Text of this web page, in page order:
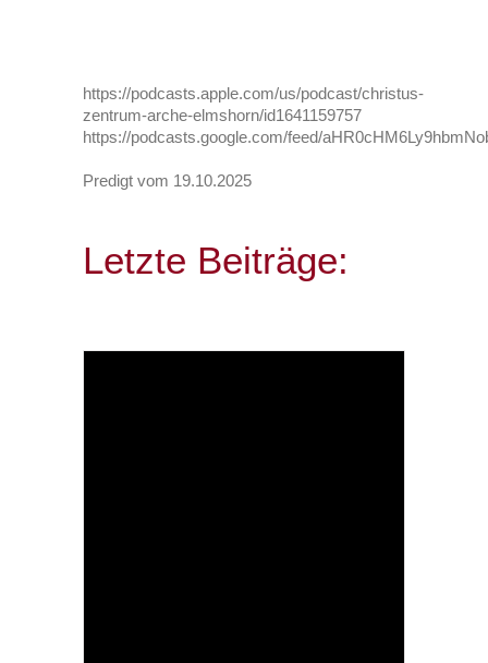
https://podcasts.apple.com/us/podcast/christus-
zentrum-arche-elmshorn/id1641159757
https://podcasts.google.com/feed/
Predigt vom 19.10.2025
Letzte Beiträge: